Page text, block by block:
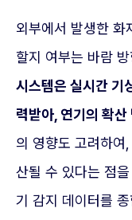
외부에서 발생한 화
할지 여부는 바람
시스템은 실시간 기
력받아, 연기의 확
의 영향도 고려하여
산될 수 있다는 점
기 감지 데이터를